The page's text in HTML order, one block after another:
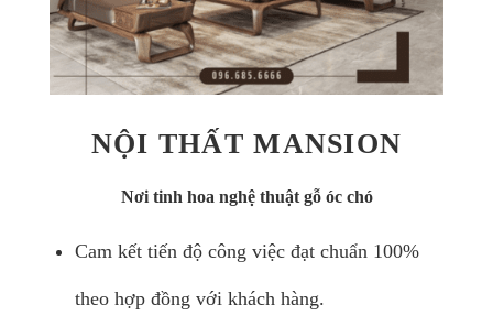
NỘI THẤT MANSION
Nơi tinh hoa nghệ thuật gỗ óc chó
Cam kết tiến độ công việc đạt chuẩn 100%
theo hợp đồng với khách hàng.